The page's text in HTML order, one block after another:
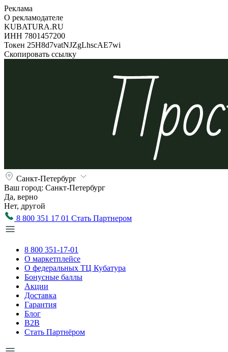
Реклама
О рекламодателе
KUBATURA.RU
ИНН 7801457200
Токен 25H8d7vatNJZgLhscAE7wi
Скопировать ссылку
Санкт-Петербург
Ваш город: Санкт-Петербург
Да, верно
Нет, другой
8 800 351 17 01 Стать Партнером
8 800 351-17-01
О маркетплейсе
О федеральных ТЦ Кубатура
Бонусные баллы
Акции
Доставка
Гарантия
Блог
B2B
Стать Партнёром